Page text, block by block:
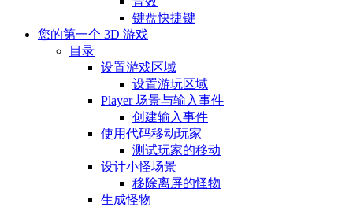
键盘快捷键
您的第一个 3D 游戏
目录
设置游戏区域
设置游玩区域
Player 场景与输入事件
创建输入事件
使用代码移动玩家
测试玩家的移动
设计小怪场景
移除离屏的怪物
生成怪物